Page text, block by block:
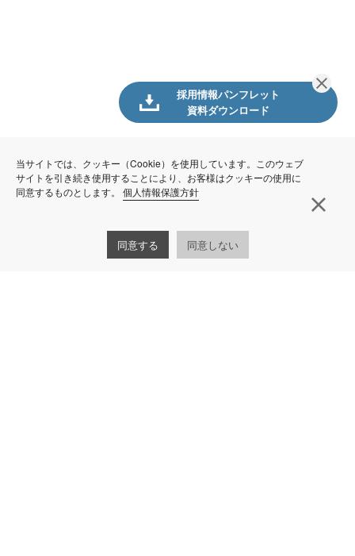
採用情報パンフレット
資料ダウンロード
当サイトでは、クッキー（Cookie）を使用しています。このウェブ
サイトを引き続き使用することにより、お客様はクッキーの使用に
同意するものとします。 個人情報保護方針
同意する 同意しない